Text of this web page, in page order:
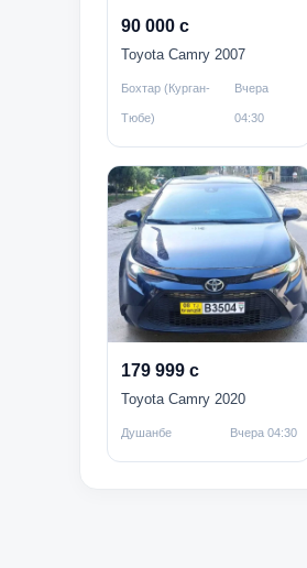
90 000 с
Toyota Camry 2007
Бохтар (Курган-
Тюбе)
Вчера
04:30
179 999 с
Toyota Camry 2020
Душанбе Вчера 04:30